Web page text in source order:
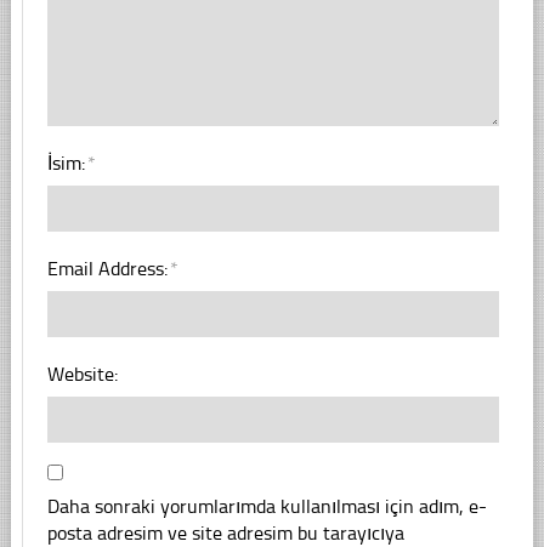
İsim:*
Email Address:*
Website:
Daha sonraki yorumlarımda kullanılması için adım, e-
posta adresim ve site adresim bu tarayıcıya